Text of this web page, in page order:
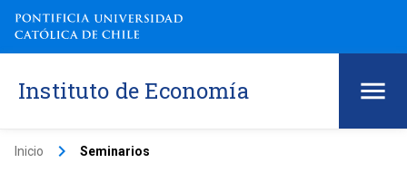
Instituto de Economía
Inicio keyboard_arrow_right Seminarios